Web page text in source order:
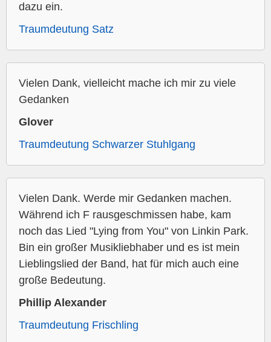
dazu ein.
Traumdeutung Satz
Vielen Dank, vielleicht mache ich mir zu viele
Gedanken
Glover
Traumdeutung Schwarzer Stuhlgang
Vielen Dank. Werde mir Gedanken machen.
Während ich F rausgeschmissen habe, kam
noch das Lied "Lying from You" von Linkin Park.
Bin ein großer Musikliebhaber und es ist mein
Lieblingslied der Band, hat für mich auch eine
große Bedeutung.
Phillip Alexander
Traumdeutung Frischling